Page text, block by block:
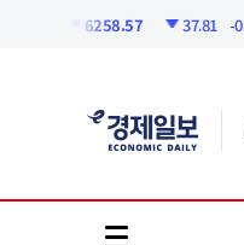
6258.57 37.81 -0.6%